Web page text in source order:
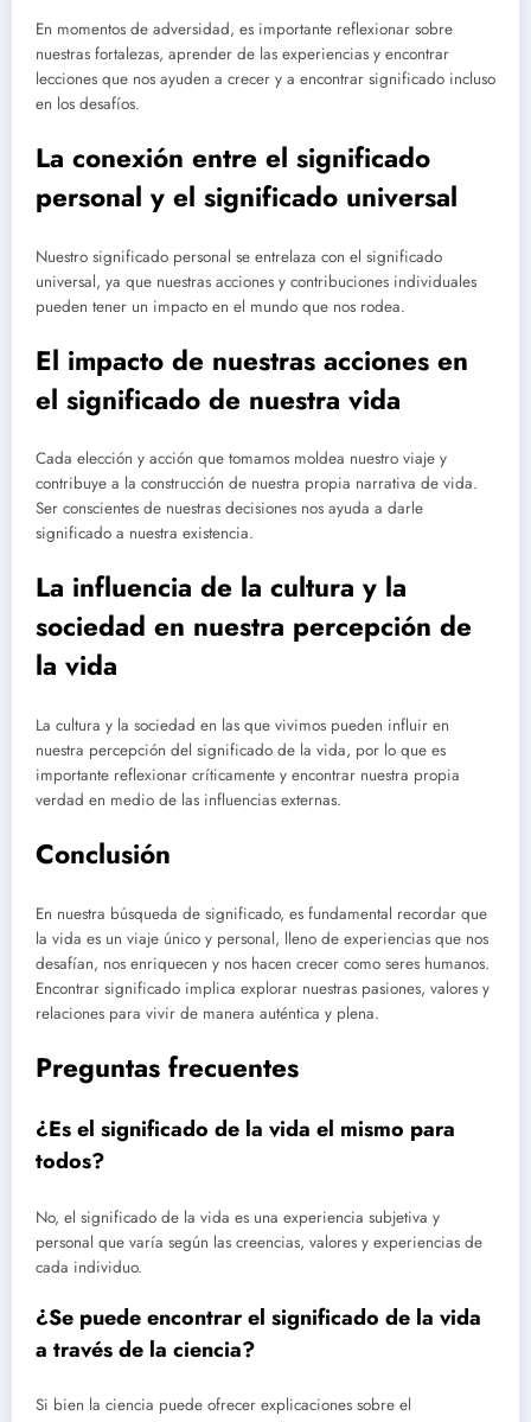
En momentos de adversidad, es importante reflexionar sobre
nuestras fortalezas, aprender de las experiencias y encontrar
lecciones que nos ayuden a crecer y a encontrar significado incluso
en los desafíos.
La conexión entre el significado
personal y el significado universal
Nuestro significado personal se entrelaza con el significado
universal, ya que nuestras acciones y contribuciones individuales
pueden tener un impacto en el mundo que nos rodea.
El impacto de nuestras acciones en
el significado de nuestra vida
Cada elección y acción que tomamos moldea nuestro viaje y
contribuye a la construcción de nuestra propia narrativa de vida.
Ser conscientes de nuestras decisiones nos ayuda a darle
significado a nuestra existencia.
La influencia de la cultura y la
sociedad en nuestra percepción de
la vida
La cultura y la sociedad en las que vivimos pueden influir en
nuestra percepción del significado de la vida, por lo que es
importante reflexionar críticamente y encontrar nuestra propia
verdad en medio de las influencias externas.
Conclusión
En nuestra búsqueda de significado, es fundamental recordar que
la vida es un viaje único y personal, lleno de experiencias que nos
desafían, nos enriquecen y nos hacen crecer como seres humanos.
Encontrar significado implica explorar nuestras pasiones, valores y
relaciones para vivir de manera auténtica y plena.
Preguntas frecuentes
¿Es el significado de la vida el mismo para
todos?
No, el significado de la vida es una experiencia subjetiva y
personal que varía según las creencias, valores y experiencias de
cada individuo.
¿Se puede encontrar el significado de la vida
a través de la ciencia?
Si bien la ciencia puede ofrecer explicaciones sobre el